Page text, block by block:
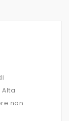
non